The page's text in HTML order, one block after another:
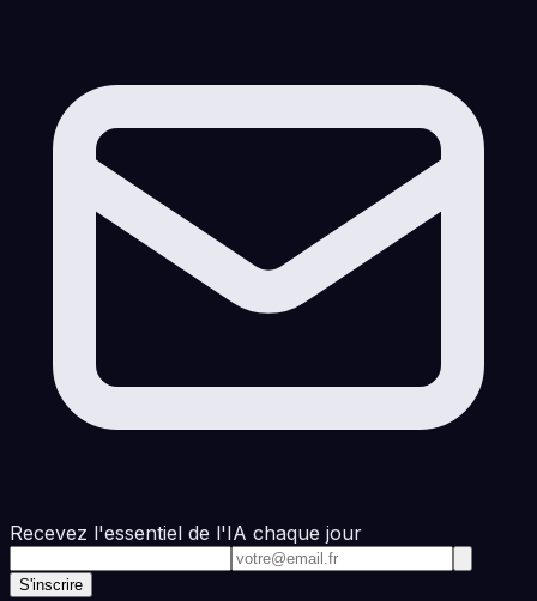
Recevez l'essentiel de l'IA chaque jour
Adresse e-mail
S'inscrire